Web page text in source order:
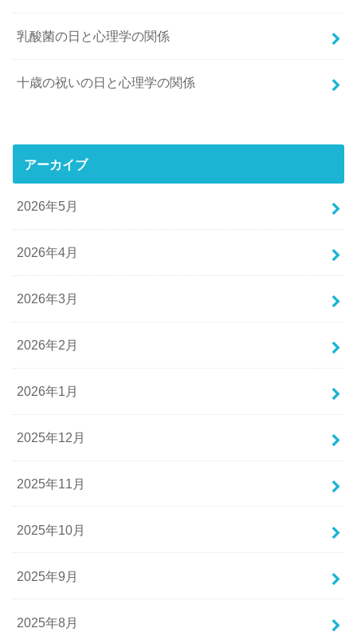
乳酸菌の日と心理学の関係
十歳の祝いの日と心理学の関係
アーカイブ
2026年5月
2026年4月
2026年3月
2026年2月
2026年1月
2025年12月
2025年11月
2025年10月
2025年9月
2025年8月